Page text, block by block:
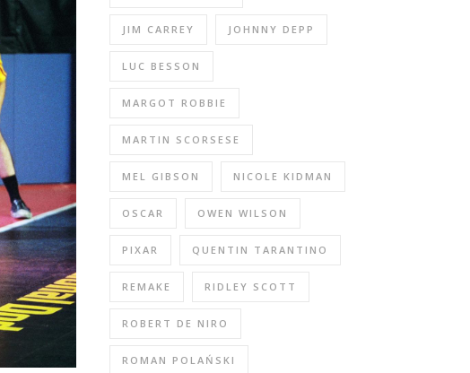
JIM CARREY JOHNNY DEPP
LUC BESSON
MARGOT ROBBIE
MARTIN SCORSESE
MEL GIBSON NICOLE KIDMAN
OSCAR OWEN WILSON
PIXAR QUENTIN TARANTINO
REMAKE RIDLEY SCOTT
ROBERT DE NIRO
ROMAN POLAŃSKI